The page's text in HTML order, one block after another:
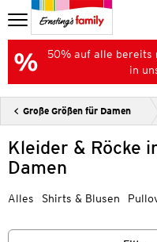
50% auf alle bereits
in
Große Größen für Damen
Kleider & Röcke
Damen
Alles Shirts & Blusen